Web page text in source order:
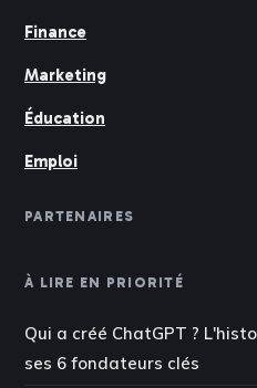
Finance
Marketing
Éducation
Emploi
PARTENAIRES
À LIRE EN PRIORITÉ
Qui a créé ChatGPT ?
ses 6 fondateurs clés